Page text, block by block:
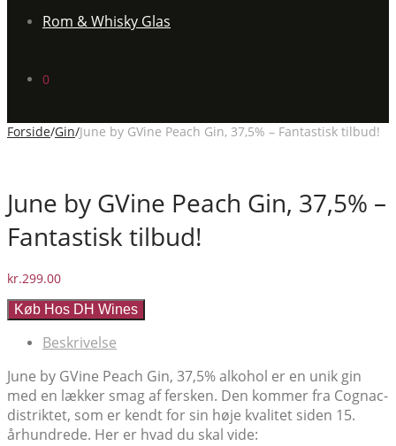
Rom & Whisky Glas
0
Forside/Gin/June by GVine Peach Gin, 37,5% – Fantastisk tilbud!
June by GVine Peach Gin, 37,5% –
Fantastisk tilbud!
kr.299.00
Køb Hos DH Wines
Beskrivelse
June by GVine Peach Gin, 37,5% alkohol er en unik gin
med en lækker smag af fersken. Den kommer fra Cognac-
distriktet, som er kendt for sin høje kvalitet siden 15.
århundrede. Her er hvad du skal vide: